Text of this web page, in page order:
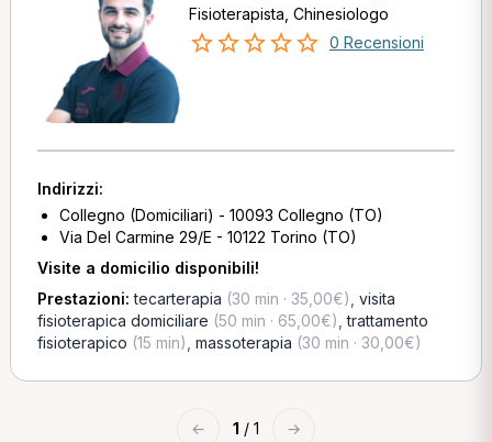
Fisioterapista, Chinesiologo
0 Recensioni
Indirizzi:
Collegno (Domiciliari) - 10093 Collegno (TO)
Via Del Carmine 29/E - 10122 Torino (TO)
Visite a domicilio disponibili!
Prestazioni:tecarterapia (30 min · 35,00€) visita
fisioterapica domiciliare (50 min · 65,00€) ,trattamento
fisioterapico (15 min) massoterapia (30 min · 30,00€)
← 1 / 1 →